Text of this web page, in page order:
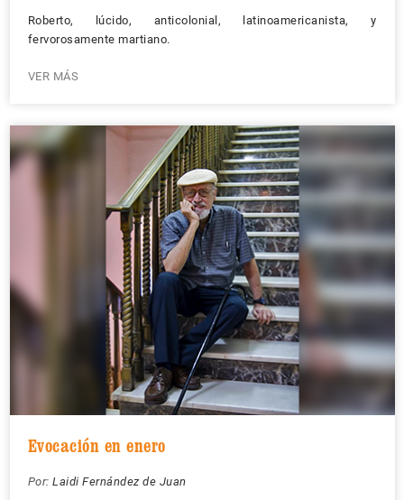
Roberto, lúcido, anticolonial, latinoamericanista, y
fervorosamente martiano.
VER MÁS
Evocación en enero
Por: Laidi Fernández de Juan